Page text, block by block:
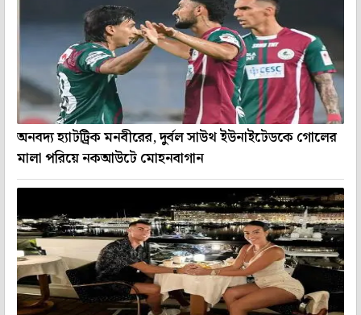
অনবদ্য হ্যাটট্রিক মনবীরের, দুর্বল সাউথ ইউনাইটেডকে গোলের
মালা পরিয়ে নকআউটে মোহনবাগান